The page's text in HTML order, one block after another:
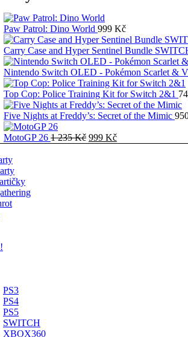
Paw Patrol: Dino World 999 Kč
Carry Case and Hyper Sentinel Bundle
Nintendo Switch OLED - Pokémon Scarlet &
Top Cop: Police Training Kit for Switch 2&1
Five Nights at Freddy’s: Secret of the Mimic
MotoGP 26 1 235Kč Původní
999 KčAktuální
PS3
PS4
PS5
SWITCH
XBOX360